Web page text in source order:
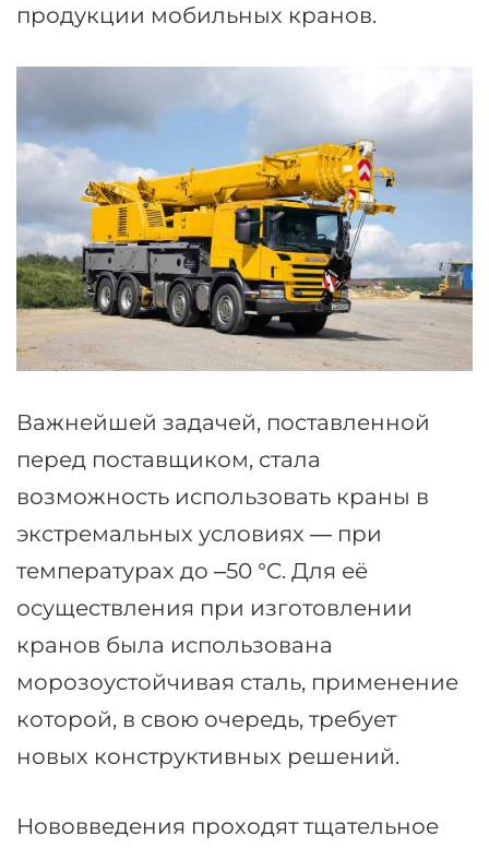
продукции мобильных кранов.
Важнейшей задачей, поставленной
перед поставщиком, стала
возможность использовать краны в
экстремальных условиях — при
температурах до –50 °C. Для её
осуществления при изготовлении
кранов была использована
морозоустойчивая сталь, применение
которой, в свою очередь, требует
новых конструктивных решений.
Нововведения проходят тщательное